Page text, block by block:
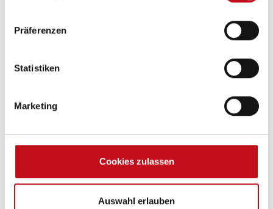
Präferenzen
Statistiken
Marketing
Cookies zulassen
Auswahl erlauben
Christian Dabels